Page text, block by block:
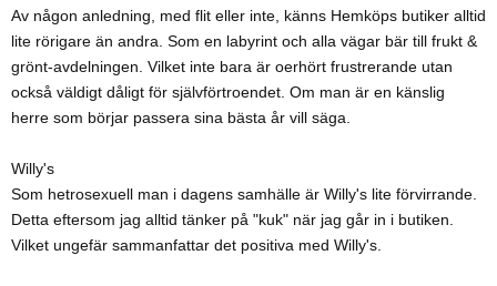
Av någon anledning, med flit eller inte, känns Hemköps butiker alltid
lite rörigare än andra. Som en labyrint och alla vägar bär till frukt &
grönt-avdelningen. Vilket inte bara är oerhört frustrerande utan
också väldigt dåligt för självförtroendet. Om man är en känslig
herre som börjar passera sina bästa år vill säga.
Willy's
Som hetrosexuell man i dagens samhälle är Willy's lite förvirrande.
Detta eftersom jag alltid tänker på "kuk" när jag går in i butiken.
Vilket ungefär sammanfattar det positiva med Willy's.